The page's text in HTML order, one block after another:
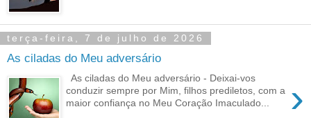
terça-feira, 7 de julho de 2026
As ciladas do Meu adversário
›
As ciladas do Meu adversário - Deixai-vos
conduzir sempre por Mim, filhos prediletos, com a
maior confiança no Meu Coração Imaculado...